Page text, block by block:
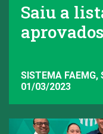
Saiu a
SISTEMA FAEMG,
01/03/2023